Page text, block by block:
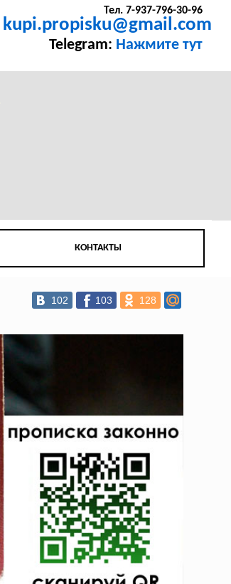
Тел. 7-937-796-30-96
kupi.propisku@gmail.com
Telegram: Нажмите тут
КОНТАКТЫ
102 103 128